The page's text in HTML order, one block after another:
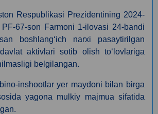
Respublikasi Prezidentining 2024-
67-son Farmoni 1-ilovasi 24-bandi
boshlang‘ich narxi pasaytirilgan
aktivlari sotib olish to‘lovlariga
belgilangan.
inshootlar yer maydoni bilan birga
yagona mulkiy majmua sifatida